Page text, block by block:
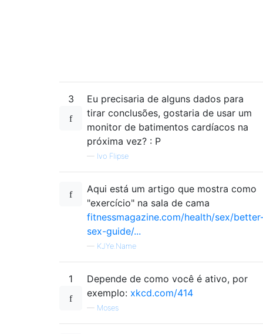
3
Eu precisaria de alguns dados para
tirar conclusões, gostaria de usar um
monitor de batimentos cardíacos na
próxima vez? : P
— Ivo Flipse
Aqui está um artigo que mostra como
"exercício" na sala de cama
fitnessmagazine.com/health/sex/
sex-guide/...
— KJYe.Name
1
Depende de como você é ativo, por
exemplo: xkcd.com/414
— Moses